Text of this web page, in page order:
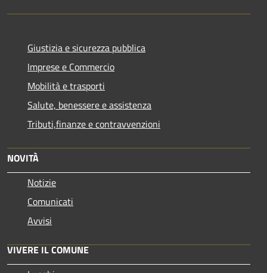
Giustizia e sicurezza pubblica
Imprese e Commercio
Mobilità e trasporti
Salute, benessere e assistenza
Tributi,finanze e contravvenzioni
NOVITÀ
Notizie
Comunicati
Avvisi
VIVERE IL COMUNE